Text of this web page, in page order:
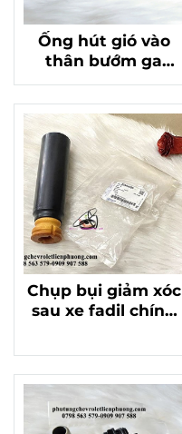
Ống hút gió vào
thân bướm ga
Vinfast Fadil chính
hãng 42555076
Chụp bụi giảm xóc
sau xe fadil chính